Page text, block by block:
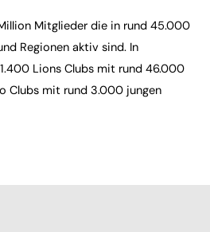
Mitglieder die in rund 45.000
Regionen aktiv sind. In
Lions Clubs mit rund 46.000
Clubs mit rund 3.000 jungen